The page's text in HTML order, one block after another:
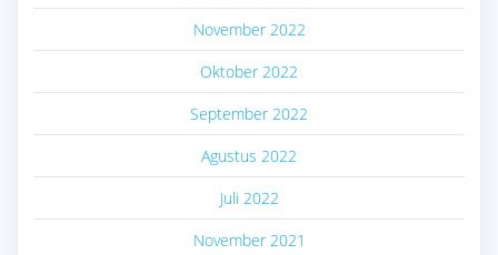
November 2022
Oktober 2022
September 2022
Agustus 2022
Juli 2022
November 2021